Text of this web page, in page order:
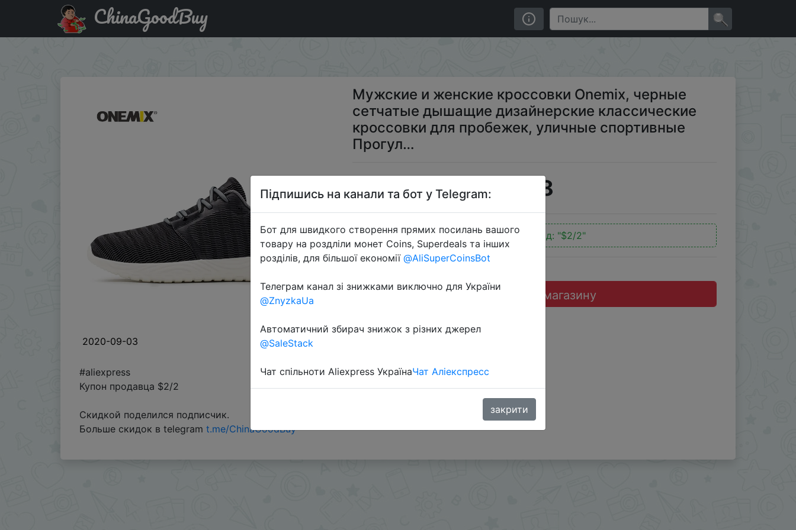
Промокод на знижку $2/2 Мужские и женские кроссовки Onemix, черные сетчатые дышащие дизайнерские классические кроссовки для пробежек, уличные
спортивные Прогул…ChinaGoodBuy
2020-09-03
Мужские и женские кроссовки Onemix, черные
сетчатые дышащие дизайнерские классические
кроссовки для пробежек, уличные спортивные
Прогул…
$18
Промокод: "$2/2"
Перейти до магазину
#aliexpress
Купон продавца $2/2
Скидкой поделился подписчик.
Больше скидок в telegram t.me/ChinaGoodBuy
Підпишись на канали та бот у Telegram:
Бот для швидкого створення прямих посилань вашого
товару на роздліли монет Coins, Superdeals та інших
розділів, для більшої економії @AliSuperCoinsBot
Телеграм канал зі знижками виключно для України
@ZnyzkaUa
Автоматичний збирач знижок з різних джерел
@SaleStack
Чат спільноти Aliexpress УкраїнаЧат Аліекспресс
закрити